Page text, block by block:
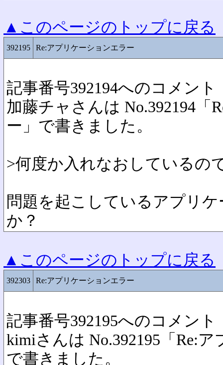
▲このページのトップに戻る
392195 Re:アプリケーションエラー
記事番号392194へのコメント
加藤チャさんは No.392194「
ー」で書きました。
>何度か入れなおしているの
問題を起こしているアプリ
か？
▲このページのトップに戻る
392303 Re:アプリケーションエラー
記事番号392195へのコメント
kimiさんは No.392195「Re:
で書きました。